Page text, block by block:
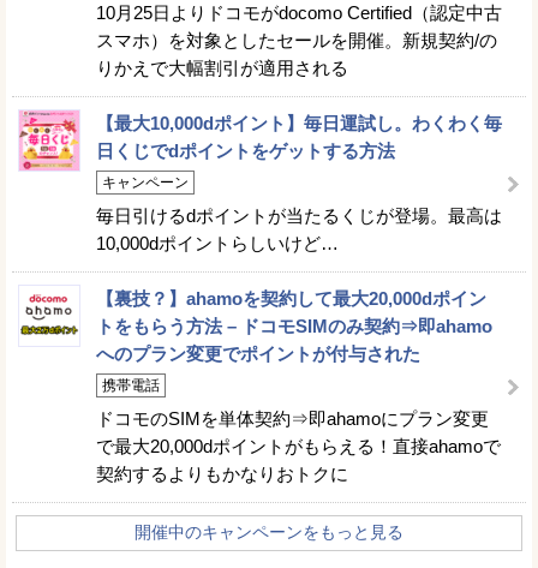
10月25日よりドコモがdocomo Certified（認定中古
スマホ）を対象としたセールを開催。新規契約/の
りかえで大幅割引が適用される
【最大10,000dポイント】毎日運試し。わくわく毎
日くじでdポイントをゲットする方法
キャンペーン
毎日引けるdポイントが当たるくじが登場。最高は
10,000dポイントらしいけど…
【裏技？】ahamoを契約して最大20,000dポイン
トをもらう方法 – ドコモSIMのみ契約⇒即ahamo
へのプラン変更でポイントが付与された
携帯電話
ドコモのSIMを単体契約⇒即ahamoにプラン変更
で最大20,000dポイントがもらえる！直接ahamoで
契約するよりもかなりおトクに
開催中のキャンペーンをもっと見る